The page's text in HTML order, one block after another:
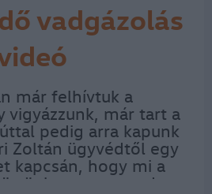
vadgázolás
már felhívtuk a
már tart a
pedig arra kapunk
Zoltán ügyvédtől egy
kapcsán, hogy mi a
egy nagyvadat.